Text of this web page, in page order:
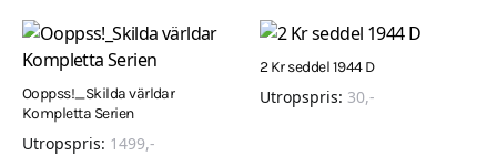
Ooppss!_Skilda världar
Kompletta Serien
Utropspris: 1499,-
2 Kr seddel 1944 D
Utropspris: 30,-